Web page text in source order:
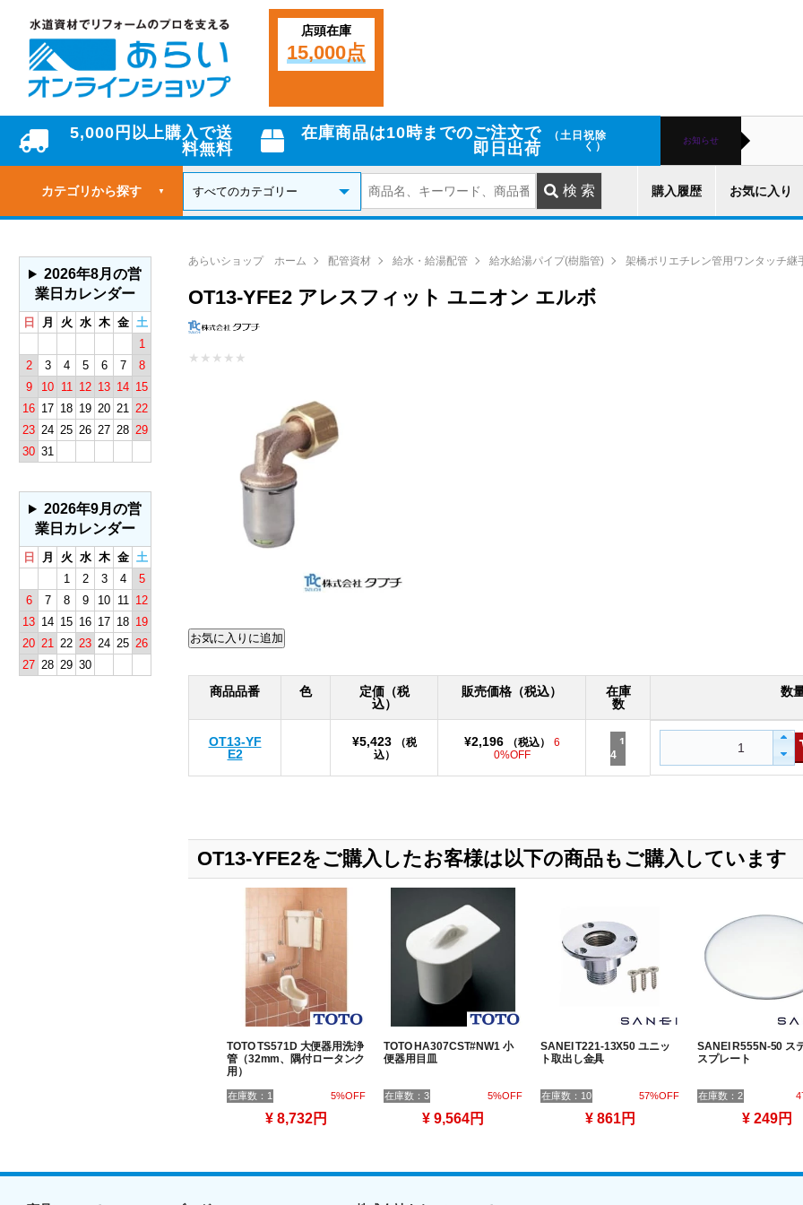
店頭在庫
15,000点
5,000円以上購入で送
料無料
在庫商品は10時までのご注文で
即日出荷
（土日祝除
く）
お知らせ
カテゴリから探す ▼ 購入履歴 お気に入り
あらいショップ ホーム 配管資材 給水・給湯配管 給水給湯パイプ(樹脂管) 架橋ポリエチレン管用ワンタッチ継
OT13-YFE2 アレスフィット ユニオン エルボ
★ ★ ★ ★ ★
商品品番 色
定価（税
込）
販売価格（税込）
在庫
数
数
OT13-YF
E2
¥5,423
（税
込）
¥2,196 （税込）
6
0%OFF
1
4
OT13-YFE2をご購入したお客様は以下の商品もご購入しています
TOTO TS571D 大便器用洗浄
管（32mm、隅付ロータンク
用）
在庫数：1 5%OFF
¥ 8,732円
TOTO HA307CST#NW1 小
便器用目皿
在庫数：3 5%OFF
¥ 9,564円
SANEI T221-13X50 ユニッ
ト取出し金具
在庫数：10 57%OFF
¥ 861円
SANEI R555N-50 ス
スプレート
在庫数：2
¥ 249円
2026年8月の営
業日カレンダー
日 月 火 水 木 金 土
1
2
3 4 5 6 7
8
9
10 11 12 13 14 15
16 17 18 19 20 21 22
23 24 25 26 27 28 29
30 31
2026年9月の営
業日カレンダー
日 月 火 水 木 金 土
1
2 3 4
5
6
7 8 9 10 11 12
13 14 15 16 17 18 19
20 21 22 23 24 25 26
27 28 29 30